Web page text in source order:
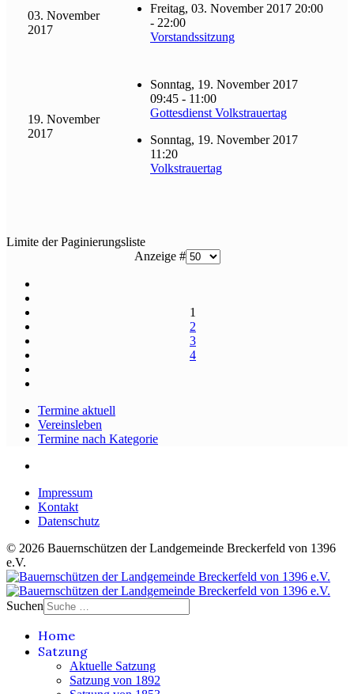
03. November
2017
Freitag, 03. November 2017 20:00
- 22:00
Vorstandssitzung
19. November
2017
Sonntag, 19. November 2017
09:45 - 11:00
Gottesdienst Volkstrauertag
Sonntag, 19. November 2017
11:20
Volkstrauertag
Limite der Paginierungsliste
Anzeige #
1
2
3
4
Termine aktuell
Vereinsleben
Termine nach Kategorie
Impressum
Kontakt
Datenschutz
© 2026 Bauernschützen der Landgemeinde Breckerfeld von 1396
e.V.
Suchen
Home
Satzung
Aktuelle Satzung
Satzung von 1892